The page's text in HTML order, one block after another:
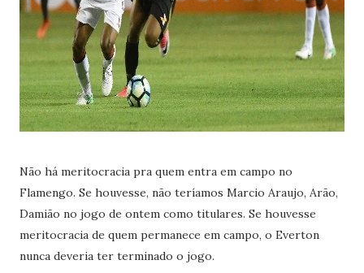
Não há meritocracia pra quem entra em campo no
Flamengo. Se houvesse, não teríamos Marcio Araujo, Arão,
Damião no jogo de ontem como titulares. Se houvesse
meritocracia de quem permanece em campo, o Everton
nunca deveria ter terminado o jogo.